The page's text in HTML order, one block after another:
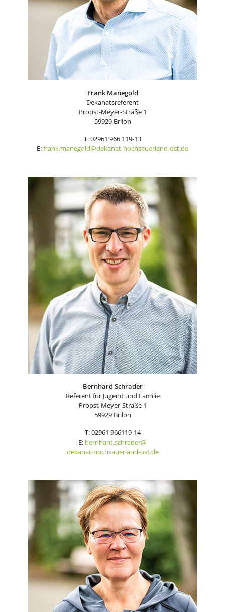
Frank Manegold
Dekanatsreferent
Propst-Meyer-Straße 1
59929 Brilon
T: 02961 966 119-13
E:frank.manegold@dekanat-hochsauerland-ost.de
Bernhard Schrader
Referent für Jugend und Familie
Propst-Meyer-Straße 1
59929 Brilon
T: 02961 966119-14
E: bernhard.schrader@
dekanat-hochsauerland-ost.de